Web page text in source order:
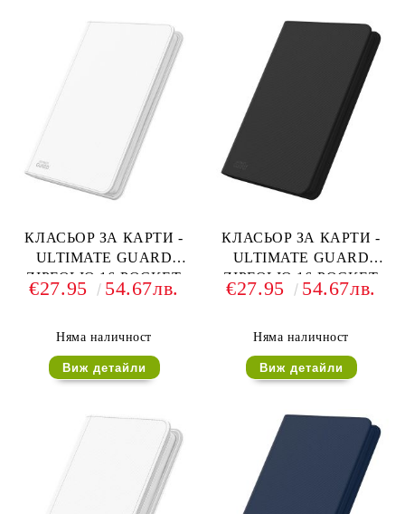
КЛАСЬОР ЗА КАРТИ -
ULTIMATE GUARD
ZIPFOLIO 16-POCKET
320 CARDS (за LCG, TCG
€27.95 54.67лв.
Няма наличност
Виж детайли
КЛАСЬОР ЗА КАРТИ -
ULTIMATE GUARD
ZIPFOLIO 16-POCKET
320 CARDS (за LCG, TCG
€27.95 54.67лв.
Няма наличност
Виж детайли